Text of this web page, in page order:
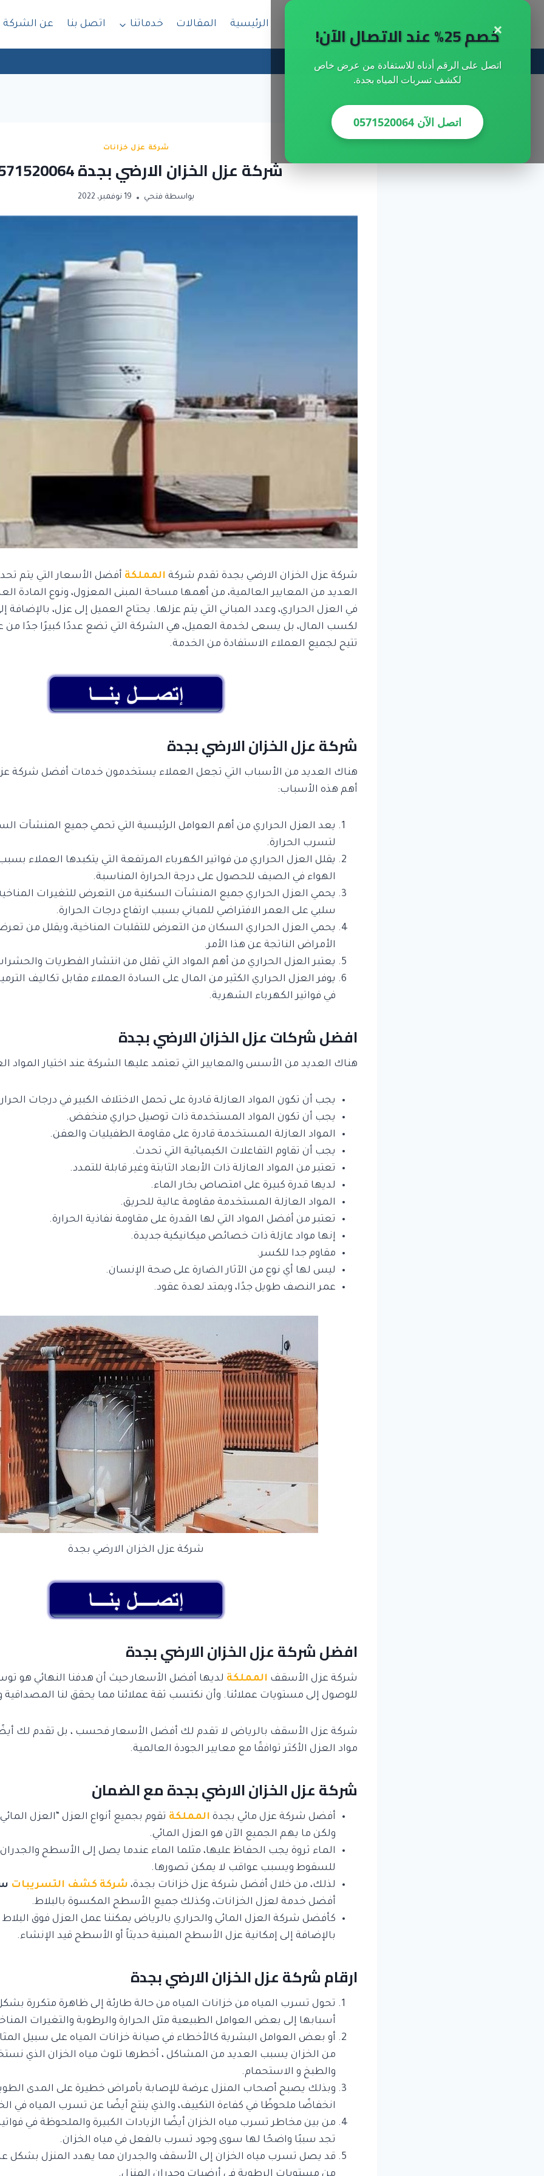
×
خصم 25% عند الاتصال الآن!
اتصل على الرقم أدناه للاستفادة من عرض خاص
لكشف تسربات المياه بجدة.
اتصل الآن 0571520064
التجاوز
الرئيسية المقالات خدماتنا اتصل بنا عن الشركة
احصل علي خصم خاص الان
شركة عزل خزانات
شركة عزل الخزان الارضي بجدة 0571520064
بواسطة فتحي 19 نوفمبر، 2022
شركة عزل الخزان الارضي بجدة تقدم شركة المملكة أفضل الأسعار التي يتم
العديد من المعايير العالمية، من أهمها مساحة المبنى المعزول، ونوع المادة
في العزل الحراري، وعدد المباني التي يتم عزلها. يحتاج العميل إلى عزل، بالإضافة
لكسب المال، بل يسعى لخدمة العميل، هي الشركة التي تضع عددًا كبيرًا جدًا من
تتيح لجميع العملاء الاستفادة من الخدمة.
شركة عزل الخزان الارضي بجدة
هناك العديد من الأسباب التي تجعل العملاء يستخدمون خدمات أفضل شركة
أهم هذه الأسباب:
يعد العزل الحراري من أهم العوامل الرئيسية التي تحمي جميع المنشآت
لتسرب الحرارة.
يقلل العزل الحراري من فواتير الكهرباء المرتفعة التي يتكبدها العملاء
الهواء في الصيف للحصول على درجة الحرارة المناسبة.
يحمي العزل الحراري جميع المنشآت السكنية من التعرض للتغيرات المناخية
سلبي على العمر الافتراضي للمباني بسبب ارتفاع درجات الحرارة.
يحمي العزل الحراري السكان من التعرض للتقلبات المناخية، ويقلل من
الأمراض الناتجة عن هذا الأمر.
يعتبر العزل الحراري من أهم المواد التي تقلل من انتشار الفطريات
يوفر العزل الحراري الكثير من المال على السادة العملاء مقابل تكاليف
في فواتير الكهرباء الشهرية.
افضل شركات عزل الخزان الارضي بجدة
هناك العديد من الأسس والمعايير التي تعتمد عليها الشركة عند اختيار المواد
يجب أن تكون المواد العازلة قادرة على تحمل الاختلاف الكبير في درجات
يجب أن تكون المواد المستخدمة ذات توصيل حراري منخفض.
المواد العازلة المستخدمة قادرة على مقاومة الطفيليات والعفن.
يجب أن تقاوم التفاعلات الكيميائية التي تحدث.
تعتبر من المواد العازلة ذات الأبعاد الثابتة وغير قابلة للتمدد.
لديها قدرة كبيرة على امتصاص بخار الماء.
المواد العازلة المستخدمة مقاومة عالية للحريق.
تعتبر من أفضل المواد التي لها القدرة على مقاومة نفاذية الحرارة.
إنها مواد عازلة ذات خصائص ميكانيكية جديدة.
مقاوم جدا للكسر.
ليس لها أي نوع من الآثار الضارة على صحة الإنسان.
عمر النصف طويل جدًا، ويمتد لعدة عقود.
شركة عزل الخزان الارضي بجدة
افضل شركة عزل الخزان الارضي بجدة
شركة عزل الأسقف المملكة لديها أفضل الأسعار حيث أن هدفنا النهائي هو
للوصول إلى مستويات عملائنا. وأن نكتسب ثقة عملائنا مما يحقق لنا المصداقية
شركة عزل الأسقف بالرياض لا تقدم لك أفضل الأسعار فحسب ، بل تقدم لك
مواد العزل الأكثر توافقًا مع معايير الجودة العالمية.
شركة عزل الخزان الارضي بجدة مع الضمان
أفضل شركة عزل مائي بجدة المملكة تقوم بجميع أنواع العزل “العزل
ولكن ما يهم الجميع الآن هو العزل المائي.
الماء ثروة يجب الحفاظ عليها، مثلما الماء عندما يصل إلى الأسطح
للسقوط ويسبب عواقب لا يمكن تصورها.
لذلك، من خلال أفضل شركة عزل خزانات بجدة، شركة كشف التسريبات
أفضل خدمة لعزل الخزانات، وكذلك جميع الأسطح المكسوة بالبلاط.
كأفضل شركة العزل المائي والحراري بالرياض يمكننا عمل العزل فوق البلاط
بالإضافة إلى إمكانية عزل الأسطح المبنية حديثاً أو الأسطح قيد الإنشاء.
ارقام شركة عزل الخزان الارضي بجدة
تحول تسرب المياه من خزانات المياه من حالة طارئة إلى ظاهرة متكررة
أسبابها إلى بعض العوامل الطبيعية مثل الحرارة والرطوبة والتغيرات
أو بعض العوامل البشرية كالأخطاء في صيانة خزانات المياه على سبيل
من الخزان يسبب العديد من المشاكل ، أخطرها تلوث مياه الخزان الذي
والطبخ و الاستحمام.
وبذلك يصبح أصحاب المنزل عرضة للإصابة بأمراض خطيرة على المدى
انخفاضًا ملحوظًا في كفاءة التكييف، والذي ينتج أيضًا عن تسرب المياه في
من بين مخاطر تسرب مياه الخزان أيضًا الزيادات الكبيرة والملحوظة في فواتير
تجد سببًا واضحًا لها سوى وجود تسرب بالفعل في مياه الخزان.
قد يصل تسرب مياه الخزان إلى الأسقف والجدران مما يهدد المنزل بشكل